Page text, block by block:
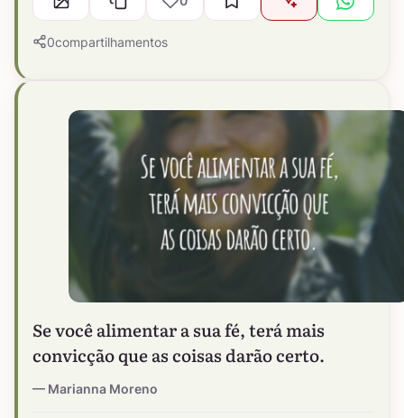
0compartilhamentos
Se você alimentar a sua fé, terá mais
convicção que as coisas darão certo.
Marianna Moreno